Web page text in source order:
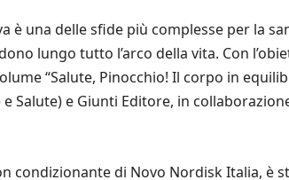
è una delle sfide più complesse per la
lungo tutto l’arco della vita. Con
“Salute, Pinocchio! Il corpo in
Salute) e Giunti Editore, in
di Novo Nordisk Italia, è